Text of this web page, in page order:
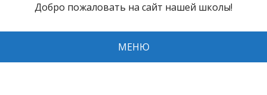
Добро пожаловать на сайт нашей школы!
МЕНЮ